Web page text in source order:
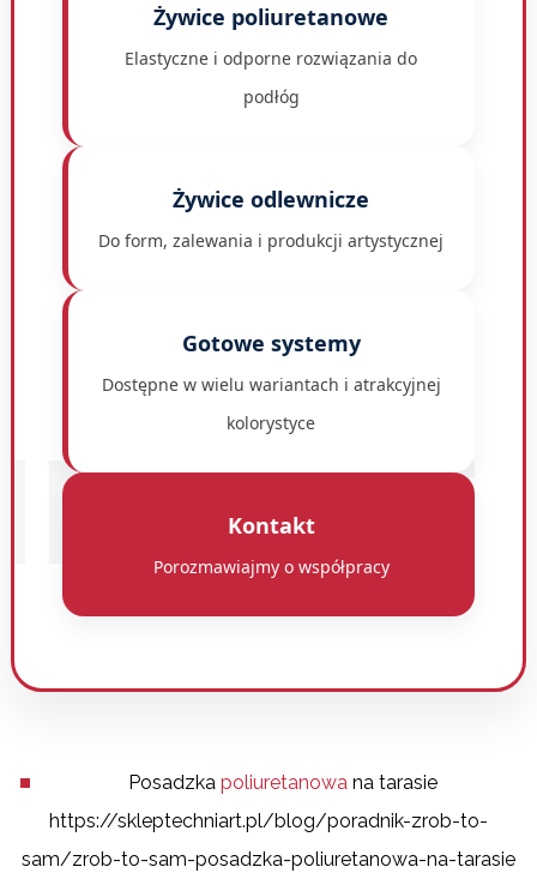
Żywice poliuretanowe
Elastyczne i odporne rozwiązania do
podłóg
Żywice odlewnicze
Do form, zalewania i produkcji artystycznej
Gotowe systemy
Dostępne w wielu wariantach i atrakcyjnej
kolorystyce
Kontakt
Porozmawiajmy o współpracy
Posadzka poliuretanowa na tarasie
https://skleptechniart.pl/blog/poradnik-zrob-to-
sam/zrob-to-sam-posadzka-poliuretanowa-na-tarasie